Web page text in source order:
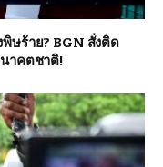
พิษร้าย? BGN สั่งติด
นาคตชาติ!